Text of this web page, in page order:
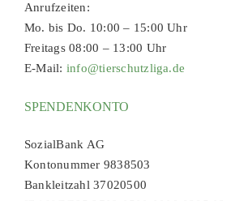
Anrufzeiten:
Mo. bis Do. 10:00 – 15:00 Uhr
Freitags 08:00 – 13:00 Uhr
E-Mail: info@tierschutzliga.de
SPENDENKONTO
SozialBank AG
Kontonummer 9838503
Bankleitzahl 37020500